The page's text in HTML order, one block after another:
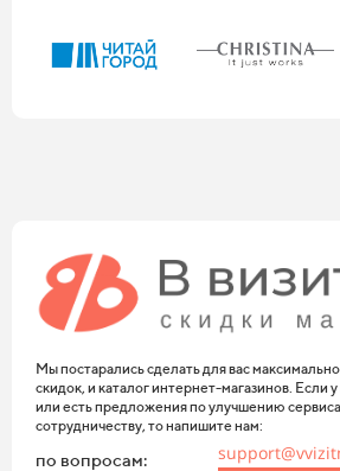
Мы постарались сделать для вас
скидок, и каталог интернет-магазинов. Если
или есть предложения по улучшению
сотрудничеству, то напишите нам:
по вопросам: